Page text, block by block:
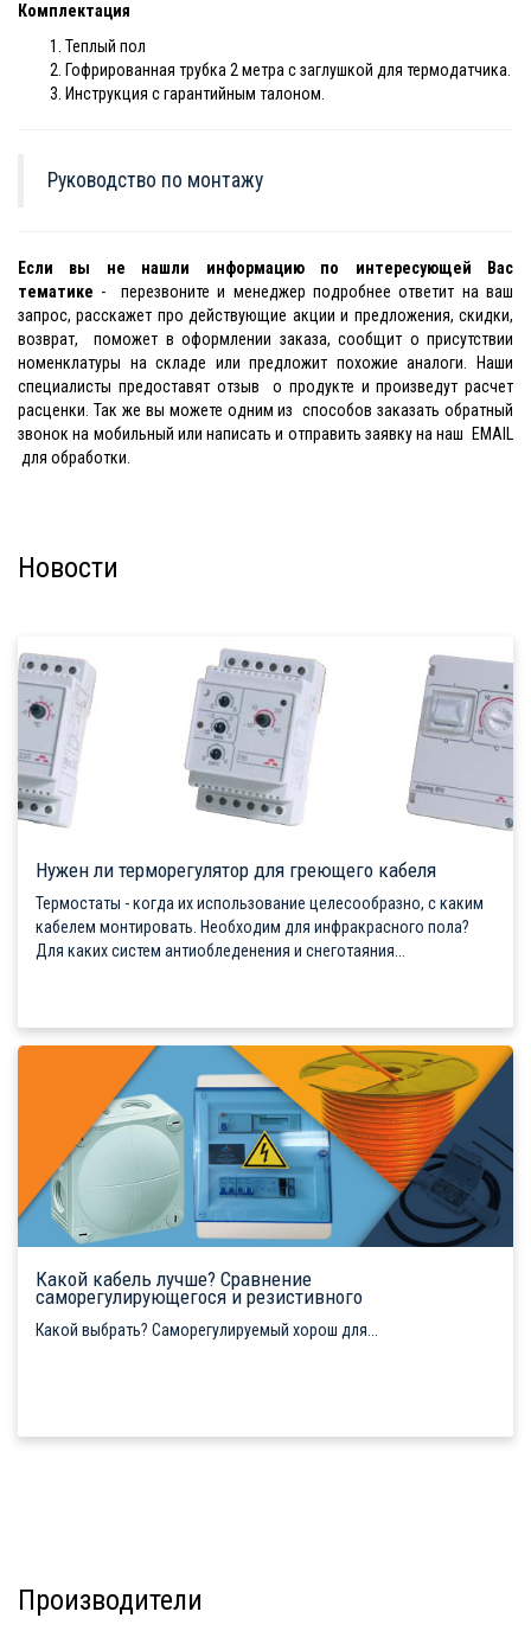
Комплектация
Теплый пол
Гофрированная трубка 2 метра с заглушкой для термодатчика.
Инструкция с гарантийным талоном.
Руководство по монтажу
Если вы не нашли информацию по интересующей Вас
тематике - перезвоните и менеджер подробнее ответит на ваш
запрос, расскажет про действующие акции и предложения, скидки,
возврат, поможет в оформлении заказа, сообщит о присутствии
номенклатуры на складе или предложит похожие аналоги. Наши
специалисты предоставят отзыв о продукте и произведут расчет
расценки. Так же вы можете одним из способов заказать обратный
звонок на мобильный или написать и отправить заявку на наш EMAIL
для обработки.
Новости
Нужен ли терморегулятор для греющего кабеля
Термостаты - когда их использование целесообразно, с каким
кабелем монтировать. Необходим для инфракрасного пола?
Для каких систем антиобледенения и снеготаяния...
Какой кабель лучше? Сравнение
саморегулирующегося и резистивного
Какой выбрать? Саморегулируемый хорош для...
Производители